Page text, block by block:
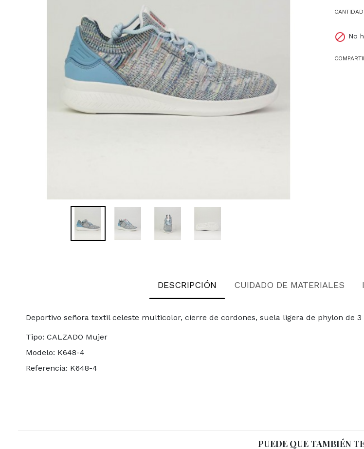
Zapatos
Jim Sport Le Carre
Luis gonzalo Michael Kors
Neosens
Polo Ralph Lauren Pompei
Sebago Sison
Timberland
Tommy Hilfiger
CANTIDAD
 No
DESCRIPCIÓN CUIDADO DE MATERIALES
Deportivo señora textil celeste multicolor, cierre de cordones, suela ligera de phylon
Tipo: CALZADO Mujer
Modelo: K648-4
Referencia: K648-4
PUEDE QUE TAMBIÉN